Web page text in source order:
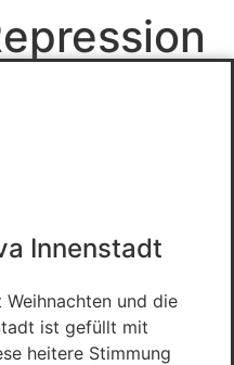
Innenstadt
und die
ist gefüllt mit
heitere Stimmung